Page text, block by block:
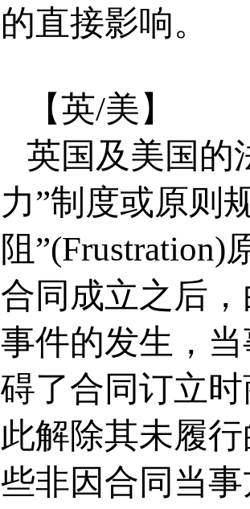
的直接影响。
【英/美】
英国及美国的
力”制度或原则
阻
合同成立之后
事件的发生，
碍了合同订立
此解除其未履
些非因合同当